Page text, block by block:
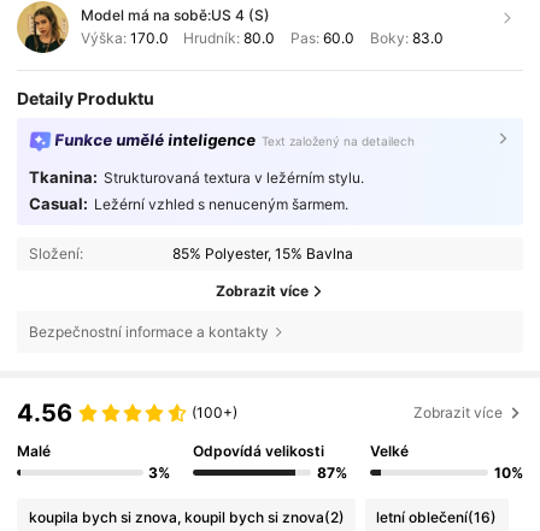
Model má na sobě:US 4 (S)
Výška: 170.0 Hrudník:80.0 Pas: 60.0 Boky: 83.0
Detaily Produktu
Funkce umělé inteligence Text založený na detailech
Tkanina: Strukturovaná textura v ležérním stylu.
Casual: Ležérní vzhled s nenuceným šarmem.
Složení: 85% Polyester, 15% Bavlna
Zobrazit více
Bezpečnostní informace a kontakty
4.56 (100+) Zobrazit více
Malé
3%
Odpovídá velikosti
87%
Velké
10%
koupila bych si znova, koupil bych si znova(2) letní oblečení(16)